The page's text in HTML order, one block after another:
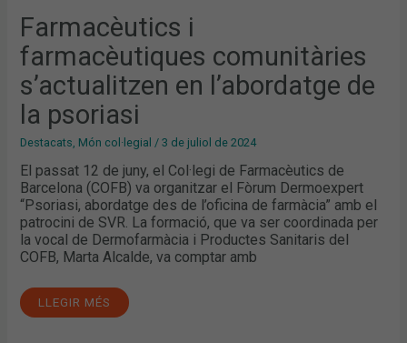
Farmacèutics i
farmacèutiques comunitàries
s’actualitzen en l’abordatge de
la psoriasi
Destacats Món col·legial /3 de juliol de 2024
El passat 12 de juny, el Col·legi de Farmacèutics de
Barcelona (COFB) va organitzar el Fòrum Dermoexpert
“Psoriasi, abordatge des de l’oficina de farmàcia” amb el
patrocini de SVR. La formació, que va ser coordinada per
la vocal de Dermofarmàcia i Productes Sanitaris del
COFB, Marta Alcalde, va comptar amb
LLEGIR MÉS